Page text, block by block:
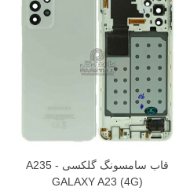
قاب سامسونگ گلکسی A235 -
GALAXY A23 (4G)